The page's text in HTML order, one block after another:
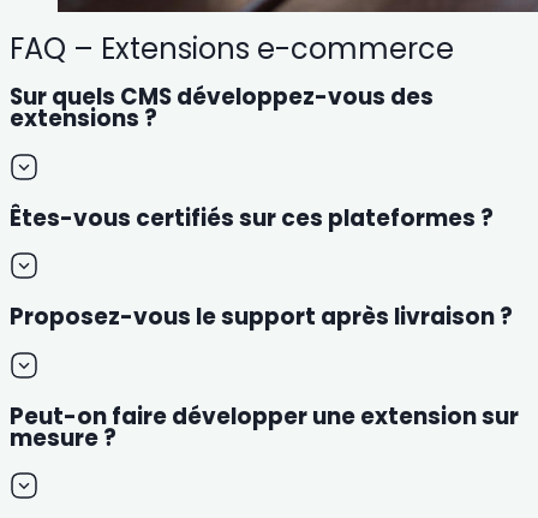
FAQ – Extensions e-commerce
Sur quels CMS développez-vous des
extensions ?
Êtes-vous certifiés sur ces plateformes ?
Proposez-vous le support après livraison ?
Peut-on faire développer une extension sur
mesure ?